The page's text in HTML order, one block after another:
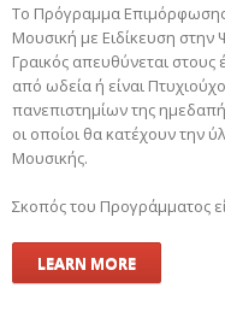
Το Πρόγραμμα Επιμόρφωσης
Μουσική με Ειδίκευση στην
Γραικός απευθύνεται
από ωδεία ή είναι
πανεπιστημίων της
οι οποίοι θα κατέχουν την
Μουσικής.
Σκοπός του Προγράμματος
LEARN MORE